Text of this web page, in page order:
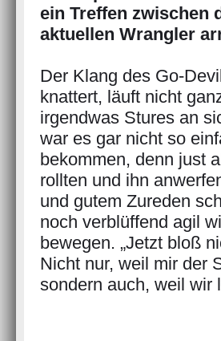
ein Treffen zwischen
aktuellen Wrangler
Der Klang des Go-
knattert, läuft nicht
irgendwas Stures an
war es gar nicht so
bekommen, denn just
rollten und ihn
und gutem Zureden
noch verblüffend agil
bewegen. „Jetzt bloß
Nicht nur, weil mir der
sondern auch, weil wir